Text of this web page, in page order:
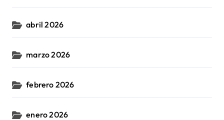
abril 2026
marzo 2026
febrero 2026
enero 2026